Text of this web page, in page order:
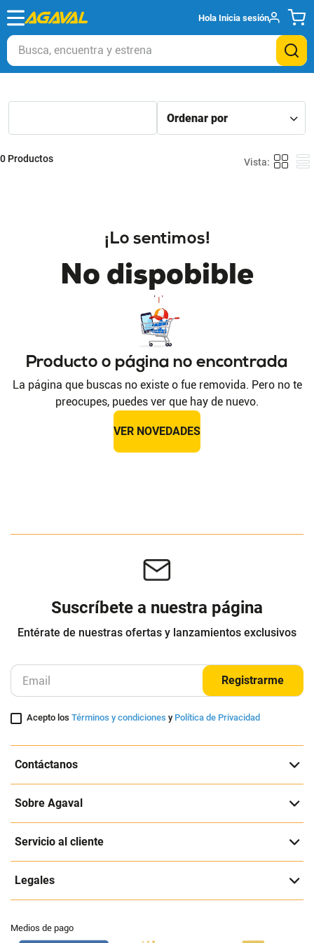
Hola Inicia sesión
Busca, encuentra y estrena
0 Productos
¡Lo sentimos!
No dispobible
Producto o página no encontrada
La página que buscas no existe o fue removida. Pero no te
preocupes, puedes ver que hay de nuevo.
VER NOVEDADES
Suscríbete a nuestra página
Entérate de nuestras ofertas y lanzamientos exclusivos
Registrarme
Acepto losTérminos y condiciones y Política de Privacidad
Contáctanos
Sobre Agaval
Servicio al cliente
Legales
Medios de pago